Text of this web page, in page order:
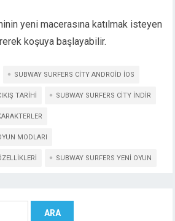
yeni macerasına katılmak isteyen
koşuya başlayabilir.
SUBWAY SURFERS CITY ANDROID IOS
TARIHI SUBWAY SURFERS CITY INDIR
MODLARI
SUBWAY SURFERS YENI OYUN